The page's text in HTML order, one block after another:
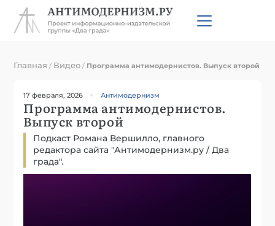
Главная / Видео / Программа антимодернистов. Выпуск второй
17 февраля, 2026 Антимодернизм
Программа антимодернистов.
Выпуск второй
Подкаст Романа Вершилло, главного
редактора сайта "Антимодернизм.ру / Два
града".